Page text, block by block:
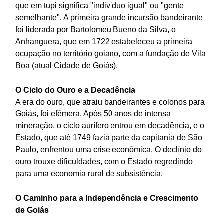
que em tupi significa "indivíduo igual" ou "gente
semelhante". A primeira grande incursão bandeirante
foi liderada por Bartolomeu Bueno da Silva, o
Anhanguera, que em 1722 estabeleceu a primeira
ocupação no território goiano, com a fundação de Vila
Boa (atual Cidade de Goiás).
O Ciclo do Ouro e a Decadência
A era do ouro, que atraiu bandeirantes e colonos para
Goiás, foi efêmera. Após 50 anos de intensa
mineração, o ciclo aurífero entrou em decadência, e o
Estado, que até 1749 fazia parte da capitania de São
Paulo, enfrentou uma crise econômica. O declínio do
ouro trouxe dificuldades, com o Estado regredindo
para uma economia rural de subsistência.
O Caminho para a Independência e Crescimento
de Goiás